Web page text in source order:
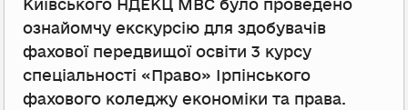
Київського НДЕКЦ МВС було проведено
ознайомчу екскурсію для здобувачів
фахової передвищої освіти 3 курсу
спеціальності «Право» Ірпінського
фахового коледжу економіки та права.